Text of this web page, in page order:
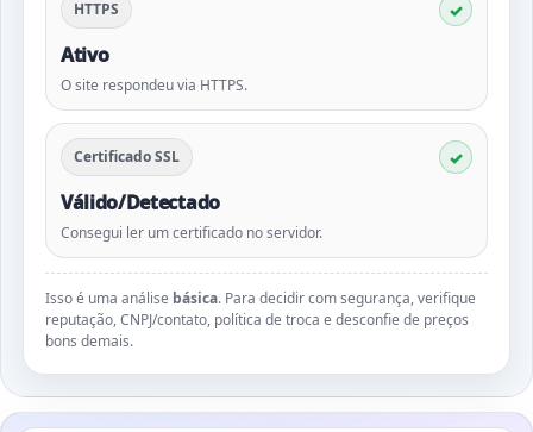
HTTPS
Ativo
O site respondeu via HTTPS.
Certificado SSL
Válido/Detectado
Consegui ler um certificado no servidor.
Isso é uma análise básica. Para decidir com segurança, verifique
reputação, CNPJ/contato, política de troca e desconfie de preços
bons demais.